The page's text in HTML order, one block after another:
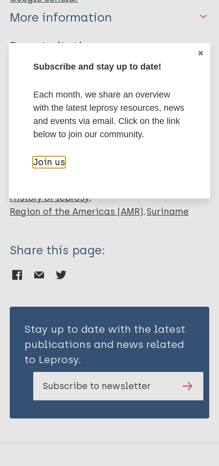
More information
Type
Export citations:
BibTeX
EndNote X3 XML
Marc
PubMedId RIS Rtf
More publications on:
Leprosy (Hansen disease)
History of leprosy
Region of the Americas (AMR) Suriname
Share this page:
Stay up to date with the latest
publications and news related
to Leprosy.
Subscribe to newsletter
Subscribe and stay up to date!
Each month, we share an overview
with the latest leprosy resources, news
and events via email. Click on the link
below to join our community.
Join us